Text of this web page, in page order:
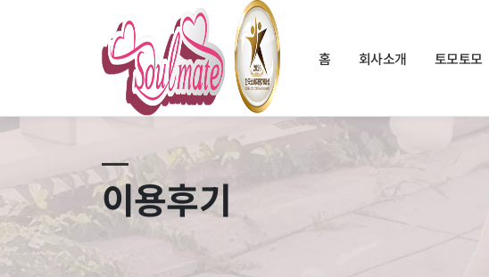
홈 회사소개 토모토모
이용후기